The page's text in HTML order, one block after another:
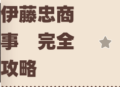
伊藤忠商
事 完全
攻略